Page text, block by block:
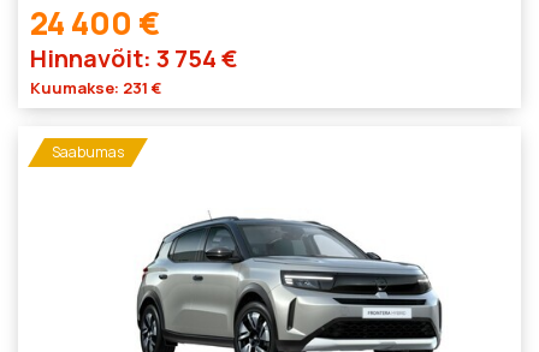
24 400 €
Hinnavõit: 3 754 €
Kuumakse: 231 €
Saabumas